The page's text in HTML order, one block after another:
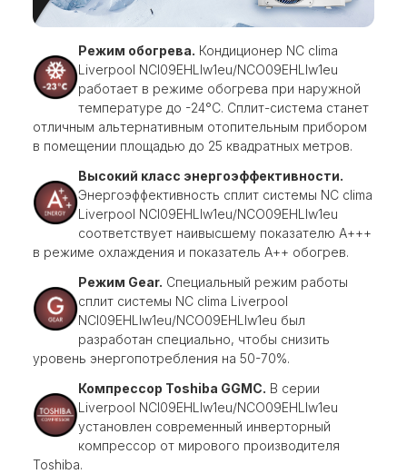
Режим обогрева. Кондиционер NC clima
Liverpool NCI09EHLIw1eu/NCO09EHLIw1eu
работает в режиме обогрева при наружной
температуре до -24°C. Сплит-система станет
отличным альтернативным отопительным прибором
в помещении площадью до 25 квадратных метров.
Высокий класс энергоэффективности.
Энергоэффективность сплит системы NC clima
Liverpool NCI09EHLIw1eu/NCO09EHLIw1eu
соответствует наивысшему показателю А+++
в режиме охлаждения и показатель А++ обогрев.
Режим Gear. Специальный режим работы
сплит системы NC clima Liverpool
NCI09EHLIw1eu/NCO09EHLIw1eu был
разработан специально, чтобы снизить
уровень энергопотребления на 50-70%.
Компрессор Toshiba GGMC. В серии
Liverpool NCI09EHLIw1eu/NCO09EHLIw1eu
установлен современный инверторный
компрессор от мирового производителя
Toshiba.